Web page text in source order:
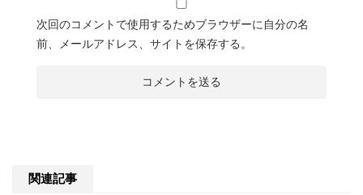
次回のコメントで使用するためブラウザーに自分の名
前、メールアドレス、サイトを保存する。
関連記事